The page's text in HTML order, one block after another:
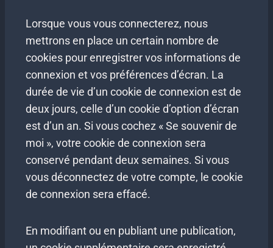
Lorsque vous vous connecterez, nous
mettrons en place un certain nombre de
cookies pour enregistrer vos informations de
connexion et vos préférences d’écran. La
durée de vie d’un cookie de connexion est de
deux jours, celle d’un cookie d’option d’écran
est d’un an. Si vous cochez « Se souvenir de
moi », votre cookie de connexion sera
conservé pendant deux semaines. Si vous
vous déconnectez de votre compte, le cookie
de connexion sera effacé.
En modifiant ou en publiant une publication,